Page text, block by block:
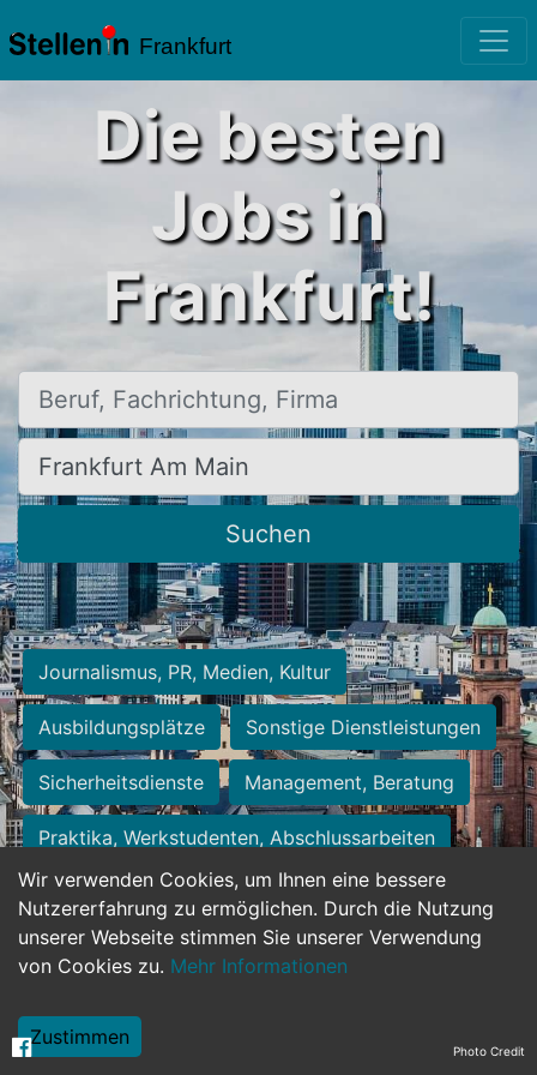
Frankfurt
Wir verwenden Cookies, um Ihnen eine bessere
Nutzererfahrung zu ermöglichen. Durch die Nutzung
unserer Webseite stimmen Sie unserer Verwendung
von Cookies zu. Mehr Informationen
Zustimmen
Die besten
Jobs in
Frankfurt!
Beruf, Fachrichtung, Firma
Ort, Stadt
Suchen
Journalismus, PR, Medien, Kultur
Ausbildungsplätze Sonstige Dienstleistungen
Sicherheitsdienste Management, Beratung
Praktika, Werkstudenten, Abschlussarbeiten
Personalwesen Assistenz, Sekretariat
Hilfskräfte, Aushilfs- und Nebenjobs
Weiterbildung, Studium, duale Ausbildung Photo Credit